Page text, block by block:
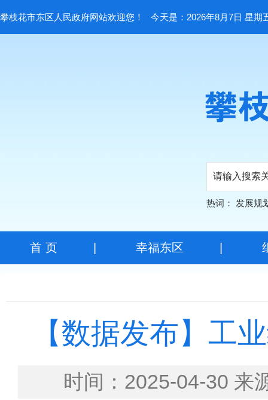
攀枝花市东区人民政府网站欢迎您！ 今天是：2026年8月7日 星期
热词： 发展规
首 页| 幸福东区
【数据发布】工
时间：2025-04-30